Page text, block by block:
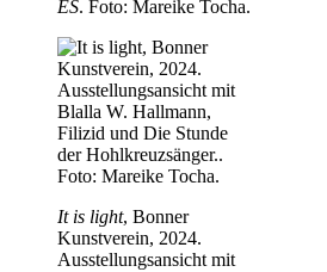
ES. Foto: Mareike Tocha.
It is light, Bonner
Kunstverein, 2024.
Ausstellungsansicht mit